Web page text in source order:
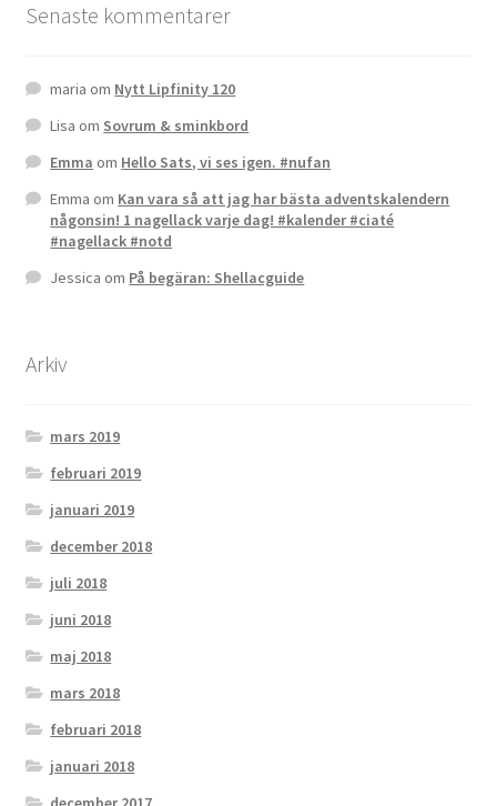
Senaste kommentarer
maria om Nytt Lipfinity 120
Lisa om Sovrum & sminkbord
Emma om Hello Sats, vi ses igen. #nufan
Emma om Kan vara så att jag har bästa adventskalendern
någonsin! 1 nagellack varje dag! #kalender #ciaté
#nagellack #notd
Jessica om På begäran: Shellacguide
Arkiv
mars 2019
februari 2019
januari 2019
december 2018
juli 2018
juni 2018
maj 2018
mars 2018
februari 2018
januari 2018